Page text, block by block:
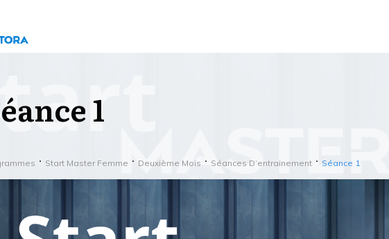
1
Start Master Femme Deuxième Mois Séances D’entrainement Séance 1